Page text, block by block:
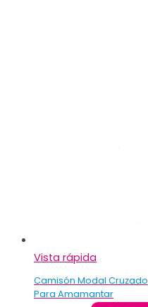
Vista rápida
Camisón Modal Cruzado
Para Amamantar